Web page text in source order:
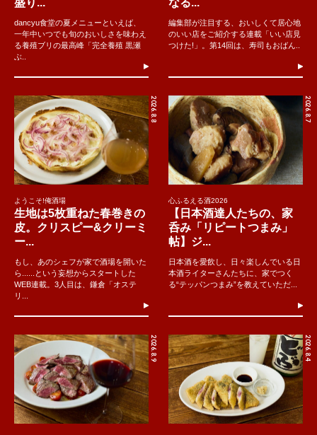
dancyu食堂の夏メニューといえば、
一年中いつでも旬のおいしさを味わえ
る養殖ブリの最高峰「完全養殖 黒瀬
ぶ..
編集部が注目する、おいしくて居心地
のいい店をご紹介する連載「いい店見
つけた!」。第14回は、寿司もおばん..
2026.8.8
ようこそ!俺酒場
生地は5枚重ねた春巻きの
皮。クリスピー&クリーミ
ー...
もし、あのシェフが家で酒場を開いた
ら......という妄想からスタートした
WEB連載。3人目は、鎌倉「オステ
リ...
2026.8.7
心ふるえる酒2026
【日本酒達人たちの、家
呑み「リピートつまみ」
帖】ジ...
日本酒を愛飲し、日々楽しんでいる日
本酒ライターさんたちに、家でつく
る“テッパンつまみ”を教えていただ...
2026.8.9 2026.8.4